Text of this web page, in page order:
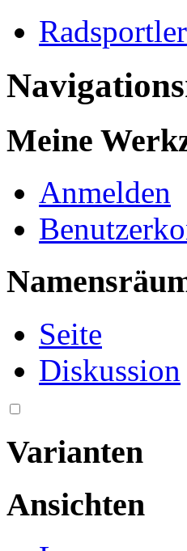
Radsportler
Meine
Anmelden
Seite
Diskussion
Varianten
Ansichten